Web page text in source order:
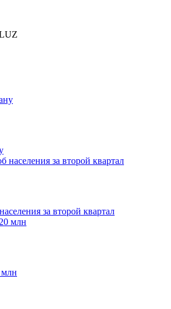
за второй квартал
млн